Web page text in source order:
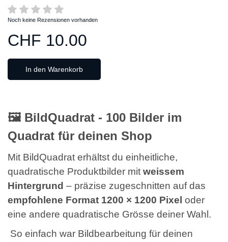
Noch keine Rezensionen vorhanden
CHF 10.00
In den Warenkorb
🖼️ BildQuadrat - 100 Bilder im
Quadrat für deinen Shop
Mit BildQuadrat erhältst du einheitliche,
quadratische Produktbilder mit weissem
Hintergrund – präzise zugeschnitten auf das
empfohlene Format 1200 × 1200 Pixel oder
eine andere quadratische Grösse deiner Wahl.
So einfach war Bildbearbeitung für deinen